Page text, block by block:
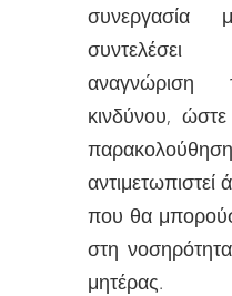
συνεργασία
αναγνώριση
κινδύνου,
που θα
στη
μητέρας.